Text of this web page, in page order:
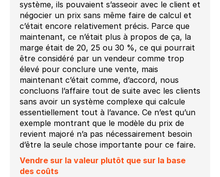
système, ils pouvaient s’asseoir avec le client et
négocier un prix sans même faire de calcul et
c’était encore relativement précis. Parce que
maintenant, ce n’était plus à propos de ça, la
marge était de 20, 25 ou 30 %, ce qui pourrait
être considéré par un vendeur comme trop
élevé pour conclure une vente, mais
maintenant c’était comme, d’accord, nous
concluons l’affaire tout de suite avec les clients
sans avoir un système complexe qui calcule
essentiellement tout à l’avance. Ce n’est qu’un
exemple montrant que le modèle du prix de
revient majoré n’a pas nécessairement besoin
d’être la seule chose importante pour ce faire.
Vendre sur la valeur plutôt que sur la base
des coûts